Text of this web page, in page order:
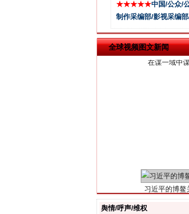
★★★★★中国/公众/
制作采编部/影视采编
全球视频图文新闻
在谋一域中
舆情/呼声/维权